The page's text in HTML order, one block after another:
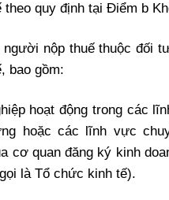
theo quy định tại Điểm b
người nộp thuế thuộc đối
bao gồm:
hoạt động trong các
hoặc các lĩnh vực
cơ quan đăng ký kinh
là Tổ chức kinh tế).